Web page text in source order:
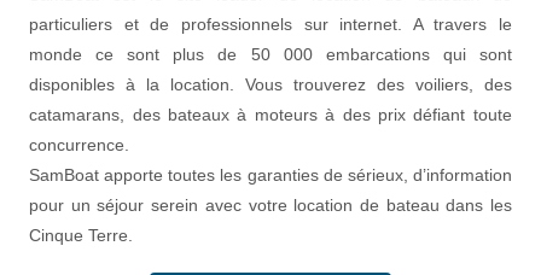
particuliers et de professionnels sur internet. A travers le
monde ce sont plus de 50 000 embarcations qui sont
disponibles à la location. Vous trouverez des voiliers, des
catamarans, des bateaux à moteurs à des prix défiant toute
concurrence.
SamBoat apporte toutes les garanties de sérieux, d’information
pour un séjour serein avec votre location de bateau dans les
Cinque Terre.